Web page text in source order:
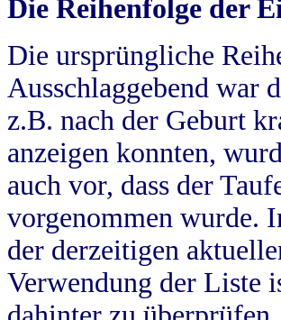
Die Reihenfolge der
Die ursprüngliche
Ausschlaggebend war
z.B. nach der Geburt
anzeigen konnten,
auch vor, dass der
vorgenommen wurde.
der derzeitigen
Verwendung der Liste